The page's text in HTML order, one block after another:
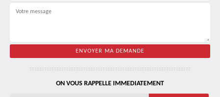
ON VOUS RAPPELLE IMMEDIATEMENT